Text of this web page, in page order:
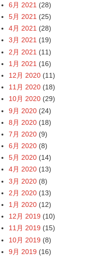
6月 2021 (28)
5月 2021 (25)
4月 2021 (28)
3月 2021 (19)
2月 2021 (11)
1月 2021 (16)
12月 2020 (11)
11月 2020 (18)
10月 2020 (29)
9月 2020 (24)
8月 2020 (18)
7月 2020 (9)
6月 2020 (8)
5月 2020 (14)
4月 2020 (13)
3月 2020 (8)
2月 2020 (13)
1月 2020 (12)
12月 2019 (10)
11月 2019 (15)
10月 2019 (8)
9月 2019 (16)